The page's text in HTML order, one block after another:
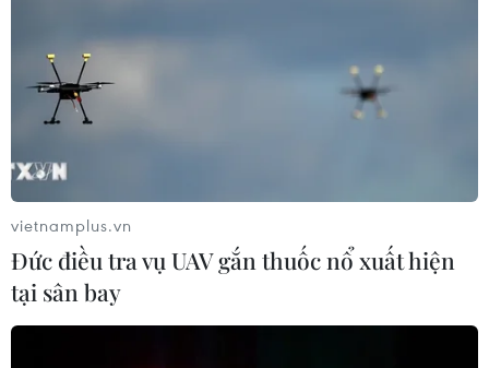
#Sản xuất gạch
#Công an thành phố Hà Nội
#Đất sét
#Khai thác tài nguyên
vietnamplus.vn
Đức điều tra vụ UAV gắn thuốc nổ xuất hiện
tại sân bay